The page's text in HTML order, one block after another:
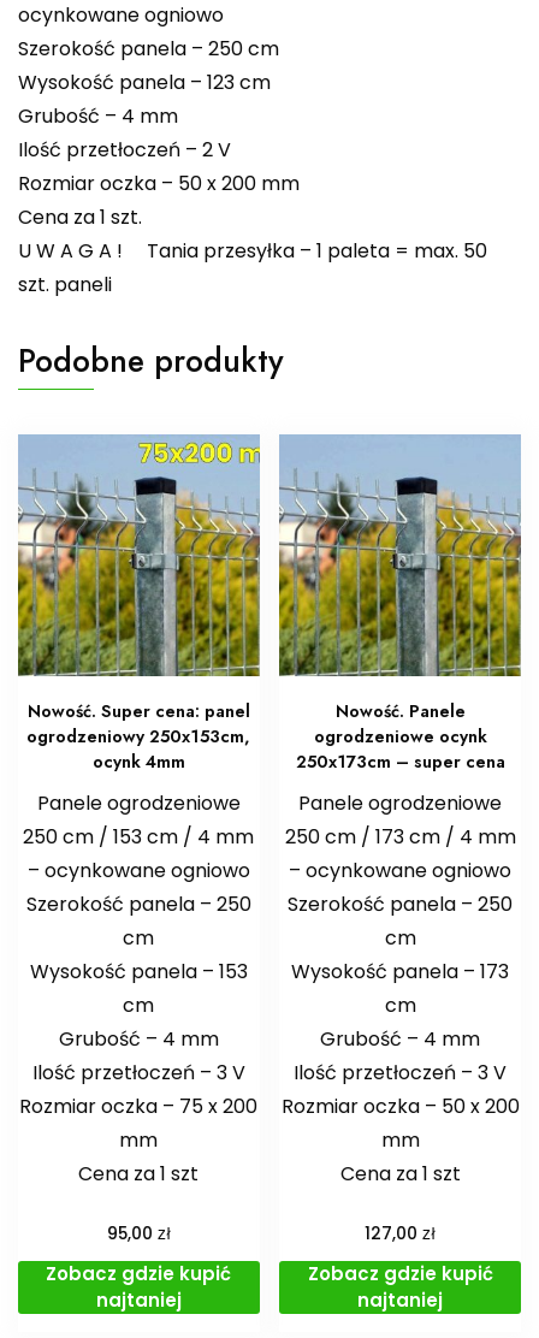
ocynkowane ogniowo
Szerokość panela – 250 cm
Wysokość panela – 123 cm
Grubość – 4 mm
Ilość przetłoczeń – 2 V
Rozmiar oczka – 50 x 200 mm
Cena za 1 szt.
U W A G A ! Tania przesyłka – 1 paleta = max. 50
szt. paneli
Podobne produkty
Nowość. Super cena: panel
ogrodzeniowy 250x153cm,
ocynk 4mm
Panele ogrodzeniowe
250 cm / 153 cm / 4 mm
– ocynkowane ogniowo
Szerokość panela – 250
cm
Wysokość panela – 153
cm
Grubość – 4 mm
Ilość przetłoczeń – 3 V
Rozmiar oczka – 75 x 200
mm
Cena za 1 szt
95,00 zł
Zobacz gdzie kupić
najtaniej
Nowość. Panele
ogrodzeniowe ocynk
250x173cm – super cena
Panele ogrodzeniowe
250 cm / 173 cm / 4 mm
– ocynkowane ogniowo
Szerokość panela – 250
cm
Wysokość panela – 173
cm
Grubość – 4 mm
Ilość przetłoczeń – 3 V
Rozmiar oczka – 50 x 200
mm
Cena za 1 szt
127,00zł
Zobacz gdzie kupić
najtaniej